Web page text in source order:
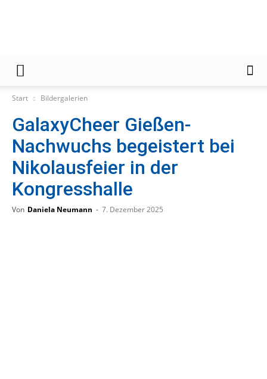
Zeitung
Start Bildergalerien
GalaxyCheer Gießen-
Nachwuchs begeistert bei
Nikolausfeier in der
Kongresshalle
Von Daniela Neumann - 7. Dezember 2025